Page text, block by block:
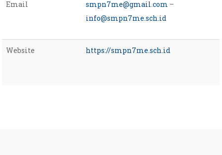
Email smpn7me@gmail.com –
info@smpn7me.sch.id
Website https://smpn7me.sch.id